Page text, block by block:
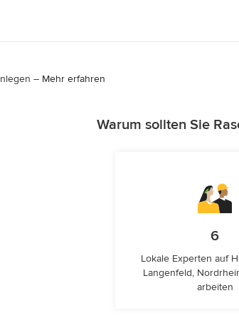
– Mehr erfahren
Warum sollten Sie
6
Lokale Experten auf
Langenfeld,
arbeiten